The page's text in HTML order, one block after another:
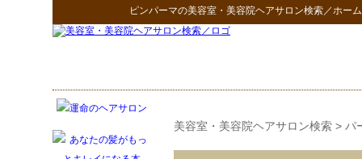
ピンパーマの美容室・美容院ヘアサロン検索／ホー
美容室・美容院ヘアサロン検索 > パ